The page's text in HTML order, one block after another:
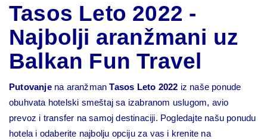
Tasos Leto 2022 -
Najbolji aranžmani uz
Balkan Fun Travel
Putovanje na aranžmanTasos Leto 2022 iz naše ponude
obuhvata hotelski smeštaj sa izabranom uslugom, avio
prevoz i transfer na samoj destinaciji. Pogledajte našu ponudu
hotela i odaberite najbolju opciju za vas i krenite na